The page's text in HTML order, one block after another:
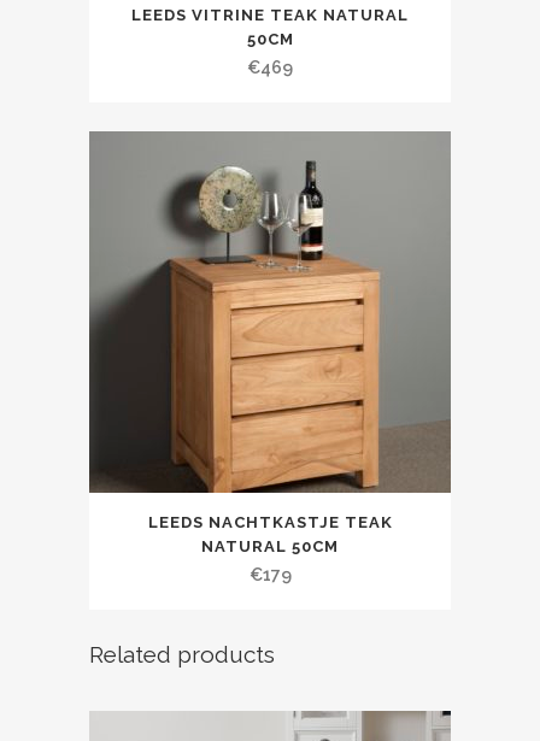
LEEDS VITRINE TEAK NATURAL
50CM
€469
LEEDS NACHTKASTJE TEAK
NATURAL 50CM
€179
Related products